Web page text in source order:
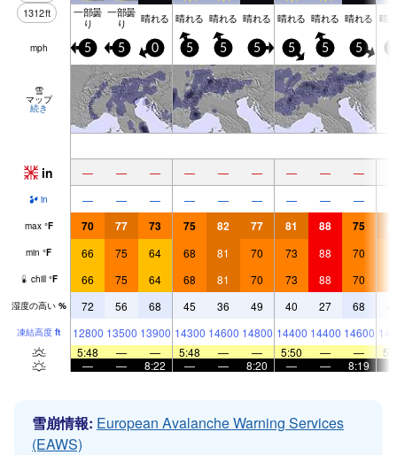
1312ft 一部曇
り
一部曇
り 晴れる 晴れる 晴れる 晴れる 晴れる 晴れる 晴れる 晴
mph 5 5 0 5 5 5 5 5 5
雪
マップ
続き
in — — — — — — — — —
in — — — — — — — — —
max °F 70 77 73 75 82 77 81 88 75
min °F 66 75 64 68 81 70 73 88 70
chill °F 66 75 64 68 81 70 73 88 70
湿度の高い % 72 56 68 45 36 49 40 27 68
凍結高度 ft 12800 13500 13900 14300 14600 14800 14400 14400 14600
5:48
— — 5:48 — — 5:50 — —
—
— 8:22 — — 8:20 — — 8:19
雪崩情報: European Avalanche Warning Services
(EAWS)